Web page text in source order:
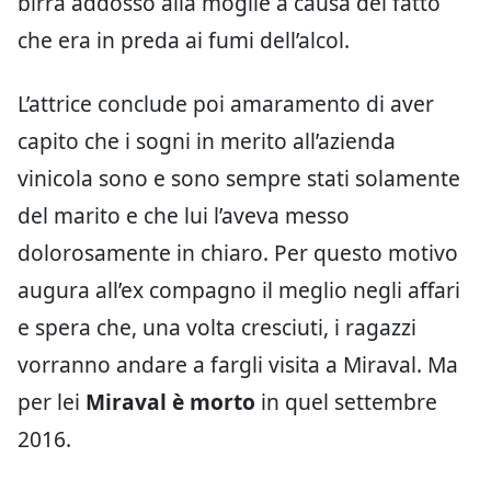
che era in preda ai fumi dell’alcol.
L’attrice conclude poi amaramento di aver
capito che i sogni in merito all’azienda
vinicola sono e sono sempre stati solamente
del marito e che lui l’aveva messo
dolorosamente in chiaro. Per questo motivo
augura all’ex compagno il meglio negli affari
e spera che, una volta cresciuti, i ragazzi
vorranno andare a fargli visita a Miraval. Ma
per lei Miraval è morto in quel settembre
2016.